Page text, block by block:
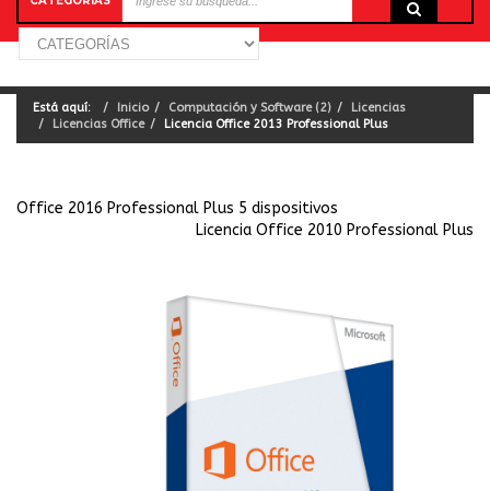
Está aquí: Inicio Computación y Software (2)
Licencias
Licencias Office
Licencia Office 2013 Professional Plus
Office 2016 Professional Plus 5 dispositivos
Licencia Office 2010 Professional Plus